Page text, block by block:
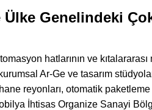
Genelindeki
hatlarının ve
Ar-Ge ve tasarım
reyonları, otomatik
İhtisas Organize Sanayi